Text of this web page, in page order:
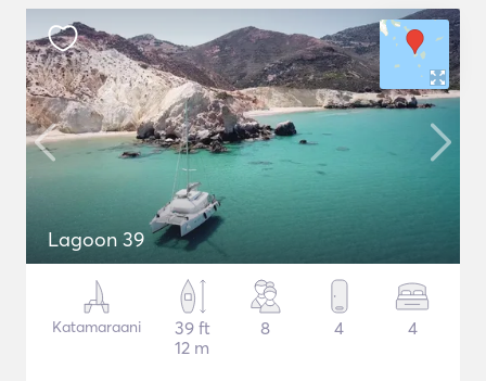
Lagoon 39
Katamaraani
39 ft
12 m
8 4 4